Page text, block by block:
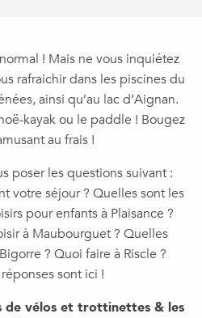
! Mais ne vous inquiétez
rafraichir dans les piscines du
ainsi qu’au lac d’Aignan.
kayak ou le paddle ! Bougez
au frais !
poser les questions suivant :
votre séjour ? Quelles sont les
pour enfants à Plaisance ?
à Maubourguet ? Quelles
? Quoi faire à Riscle ?
sont ici !
de vélos et trottinettes & les